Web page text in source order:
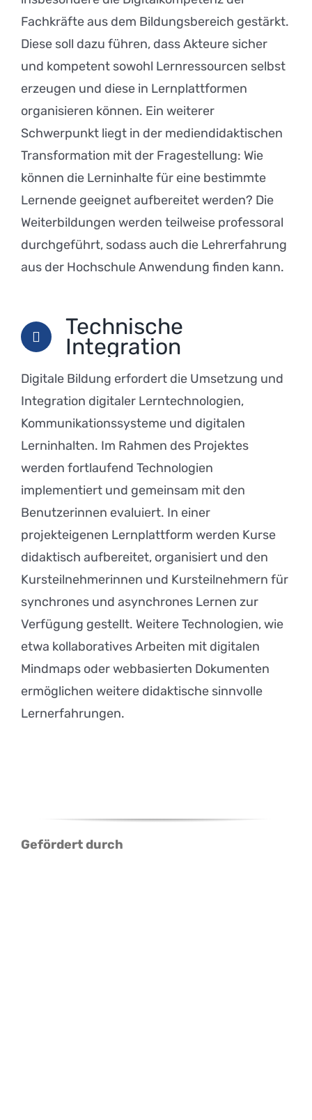
Fachkräfte aus dem Bildungsbereich gestärkt.
Diese soll dazu führen, dass Akteure sicher
und kompetent sowohl Lernressourcen selbst
erzeugen und diese in Lernplattformen
organisieren können. Ein weiterer
Schwerpunkt liegt in der mediendidaktischen
Transformation mit der Fragestellung: Wie
können die Lerninhalte für eine bestimmte
Lernende geeignet aufbereitet werden? Die
Weiterbildungen werden teilweise professoral
durchgeführt, sodass auch die Lehrerfahrung
aus der Hochschule Anwendung finden kann.
Technische
Integration
Digitale Bildung erfordert die Umsetzung und
Integration digitaler Lerntechnologien,
Kommunikationssysteme und digitalen
Lerninhalten. Im Rahmen des Projektes
werden fortlaufend Technologien
implementiert und gemeinsam mit den
Benutzerinnen evaluiert. In einer
projekteigenen Lernplattform werden Kurse
didaktisch aufbereitet, organisiert und den
Kursteilnehmerinnen und Kursteilnehmern für
synchrones und asynchrones Lernen zur
Verfügung gestellt. Weitere Technologien, wie
etwa kollaboratives Arbeiten mit digitalen
Mindmaps oder webbasierten Dokumenten
ermöglichen weitere didaktische sinnvolle
Lernerfahrungen.
Gefördert durch